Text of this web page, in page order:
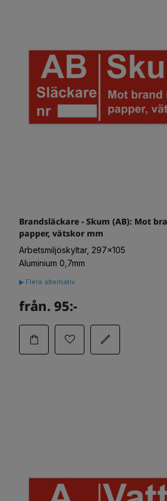
Brandsläckare - Skum (AB): Mot
papper, vätskor mm
Arbetsmiljöskyltar, 297x105
Aluminium 0,7mm
▶ Flera alternativ
från. 95:-